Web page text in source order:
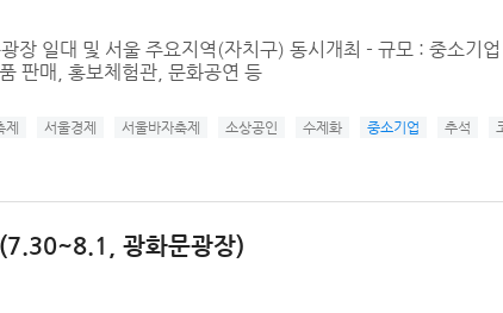
일대 및 서울 주요지역(자치구) 동시개최 - 규모 : 중소기업
판매, 홍보체험관, 문화공연 등
제 서울경제 서울바자축제 소상공인 수제화 중소기업 추석
광화문광장)